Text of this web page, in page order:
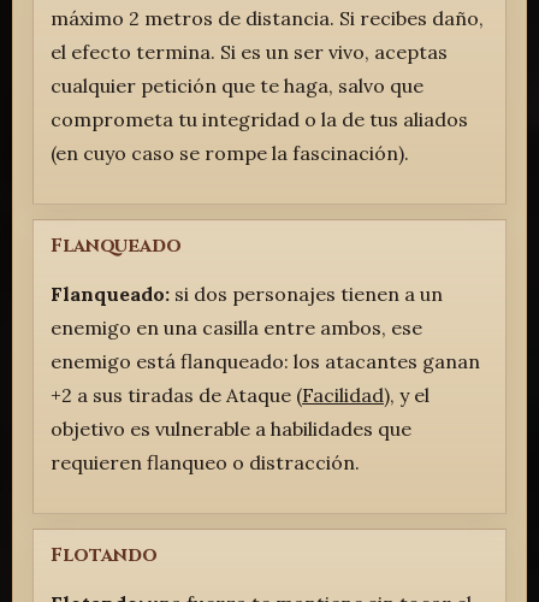
máximo 2 metros de distancia. Si recibes daño,
el efecto termina. Si es un ser vivo, aceptas
cualquier petición que te haga, salvo que
comprometa tu integridad o la de tus aliados
(en cuyo caso se rompe la fascinación).
Flanqueado
Flanqueado:si dos personajes tienen a un
enemigo en una casilla entre ambos, ese
enemigo está flanqueado: los atacantes ganan
+2 a sus tiradas de Ataque (Facilidad), y el
objetivo es vulnerable a habilidades que
requieren flanqueo o distracción.
Flotando